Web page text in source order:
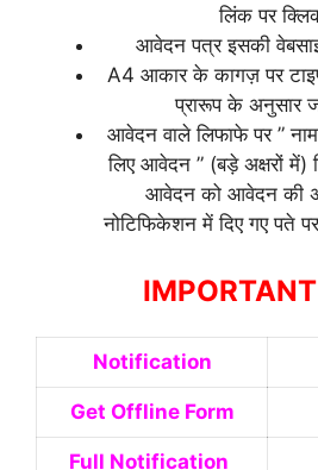
लिंक पर
आवेदन पत्र इसकी
A4 आकार के कागज़ पर
प्रारूप के अनुसार
आवेदन वाले लिफाफे पर ”
लिए आवेदन ” (बड़े अक्षरों में)
आवेदन को आवेदन की
नोटिफिकेशन में दिए गए पते पर
Notification
Get Offline Form
Full Notification